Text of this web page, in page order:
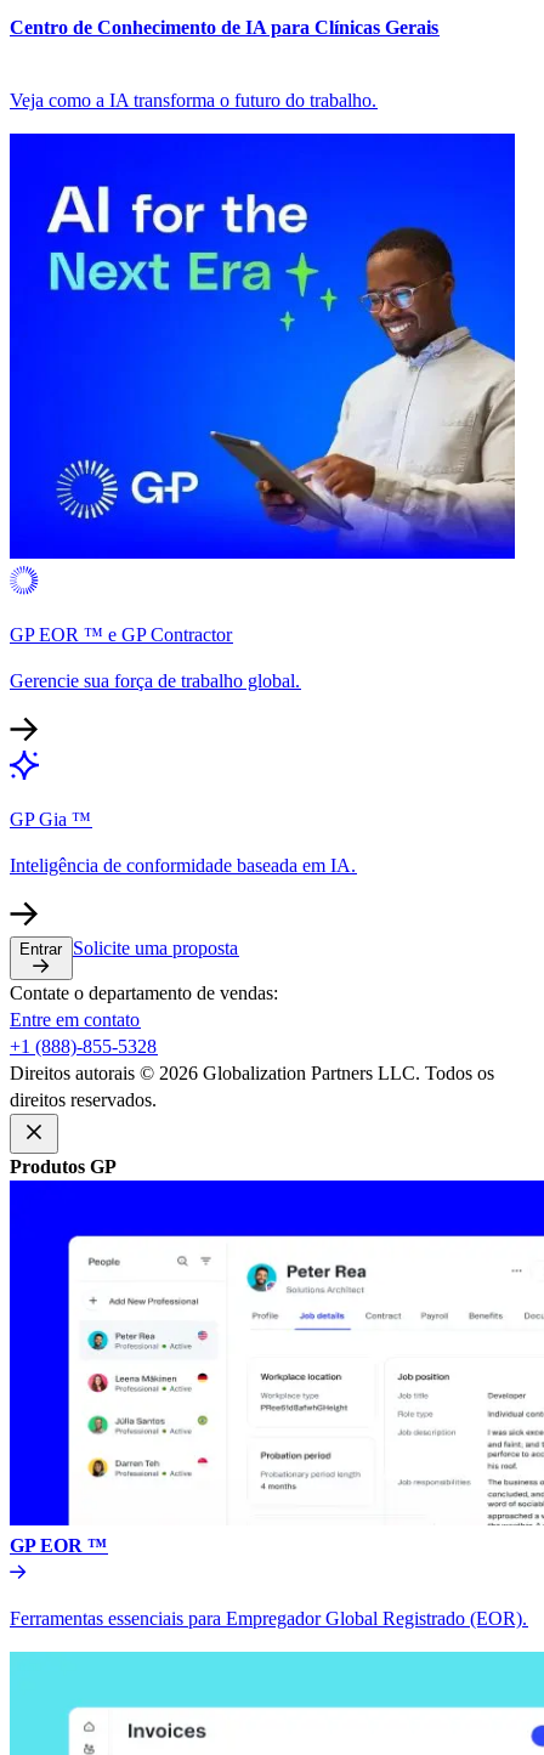
Centro de Conhecimento de IA para Clínicas Gerais​​
Veja como a IA transforma o futuro do trabalho.​​
GP EOR ™ e GP Contractor​​
Gerencie sua força de trabalho global.​​
GP Gia ™​​
Inteligência de conformidade baseada em IA.​​
Entrar​​ Solicite uma proposta​​
Contate o departamento de vendas:​​
Entre em contato​​
+1 (888)-855-5328​​
Direitos autorais © 2026 Globalization Partners LLC. Todos os
direitos reservados.​​
Produtos GP​​
GP EOR ™​​
Ferramentas essenciais para Empregador Global Registrado (EOR).​​